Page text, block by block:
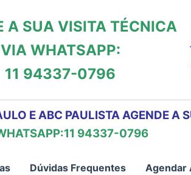
A SUA VISITA TÉCNICA
VIA WHATSAPP:
11 94337-0796
E ABC PAULISTA AGENDE A
94337-0796
Dúvidas Frequentes Agendar